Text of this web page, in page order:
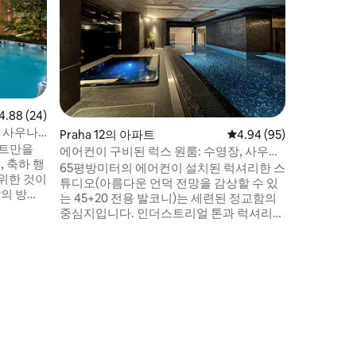
4.88점(5점 만점), 후기 24개
(24)
우나 •
만을
축하 행
한 것이
방문
Praha 12의 아파트 평점 4.94점(5점 만점),
4.94 (95)
에어컨이 구비된 럭스 원룸: 수영장, 사우나,
자쿠지
65평방미터의 에어컨이 설치된 럭셔리한 스
튜디오(아름다운 언덕 전망을 감상할 수 있
는 45+20 전용 발코니)는 세련된 정교함의
중심지입니다. 인더스트리얼 톤과 럭셔리한